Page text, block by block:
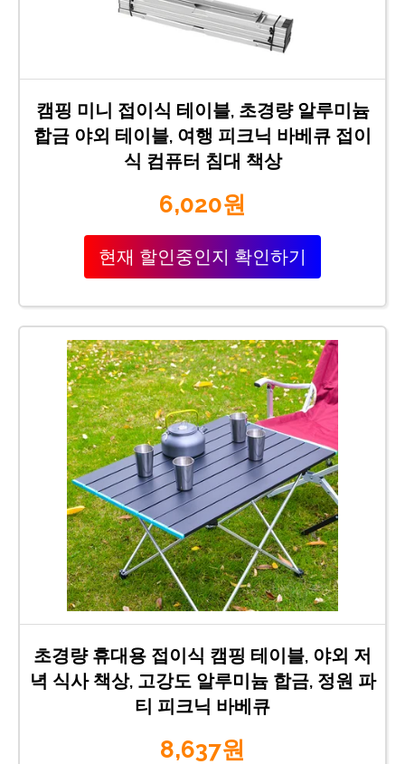
캠핑 미니 접이식 테이블, 초경량 알루미늄
합금 야외 테이블, 여행 피크닉 바베큐 접이
식 컴퓨터 침대 책상
6,020원
현재 할인중인지 확인하기
초경량 휴대용 접이식 캠핑 테이블, 야외 저
녁 식사 책상, 고강도 알루미늄 합금, 정원 파
티 피크닉 바베큐
8,637원